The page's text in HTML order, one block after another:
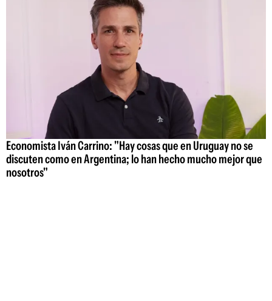
Economista Iván Carrino: "Hay cosas que en Uruguay no se
discuten como en Argentina; lo han hecho mucho mejor que
nosotros"